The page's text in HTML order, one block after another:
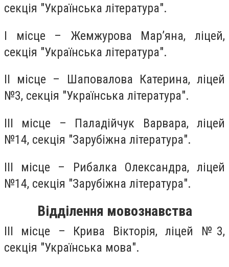
секція "Українська література".
І місце – Жемжурова Мар’яна, ліцей,
секція "Українська література".
ІІ місце – Шаповалова Катерина, ліцей
№3, секція "Українська література".
ІІІ місце – Паладійчук Варвара, ліцей
№14, секція "Зарубіжна література".
ІІІ місце – Рибалка Олександра, ліцей
№14, секція "Зарубіжна література".
Відділення мовознавства
ІІІ місце – Крива Вікторія, ліцей №3,
секція "Українська мова".